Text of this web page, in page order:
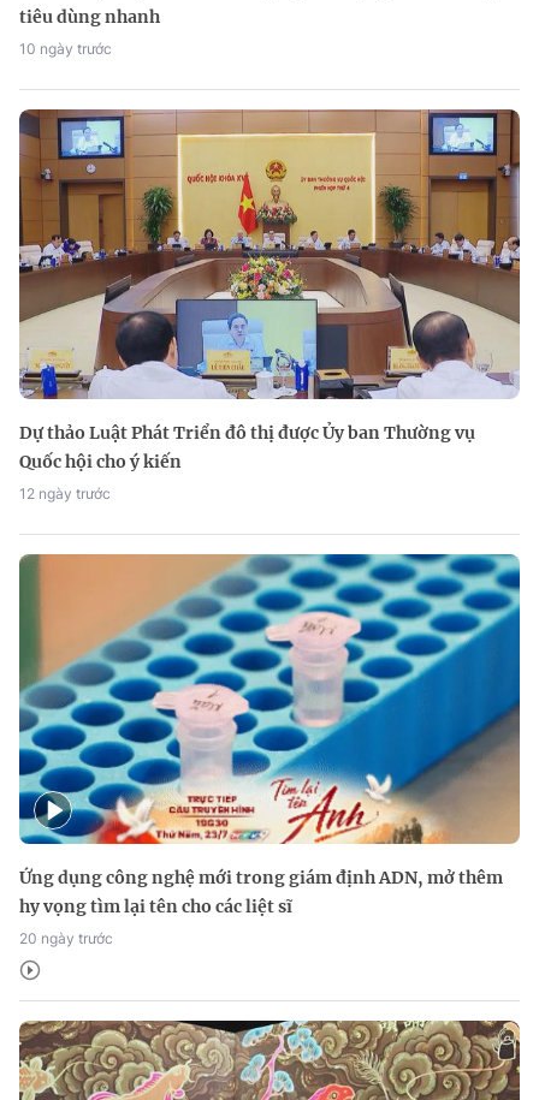
tiêu dùng nhanh
10 ngày trước
Dự thảo Luật Phát Triển đô thị được Ủy ban Thường vụ
Quốc hội cho ý kiến
12 ngày trước
Ứng dụng công nghệ mới trong giám định ADN, mở thêm
hy vọng tìm lại tên cho các liệt sĩ
20 ngày trước